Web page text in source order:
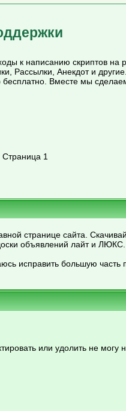
к написанию скриптов на
Рассылки, Анекдот и
бесплатно. Вместе мы
Страница 1
странице сайта.
объявлений лайт и ЛЮКС.
исправить большую часть
или удолить не могу